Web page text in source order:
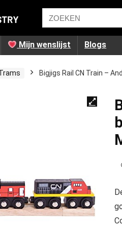
Mijn wenslijst Blogs
Bigjigs Rail CN Train –